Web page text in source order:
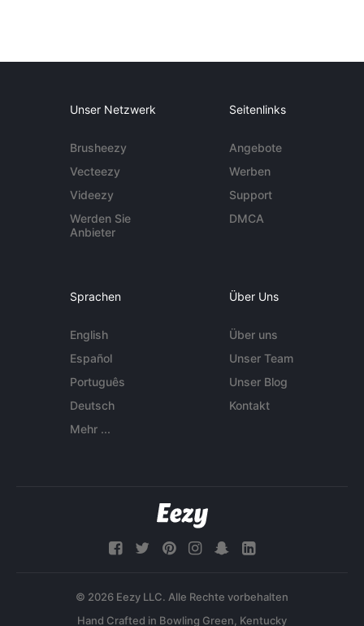
Unser Netzwerk
Brusheezy
Vecteezy
Videezy
Werden Sie
Anbieter
Seitenlinks
Angebote
Werben
Support
DMCA
Sprachen
English
Español
Português
Deutsch
Mehr ...
Über Uns
Über uns
Unser Team
Unser Blog
Kontakt
© 2026 Eezy LLC. Alle Rechte vorbehalten